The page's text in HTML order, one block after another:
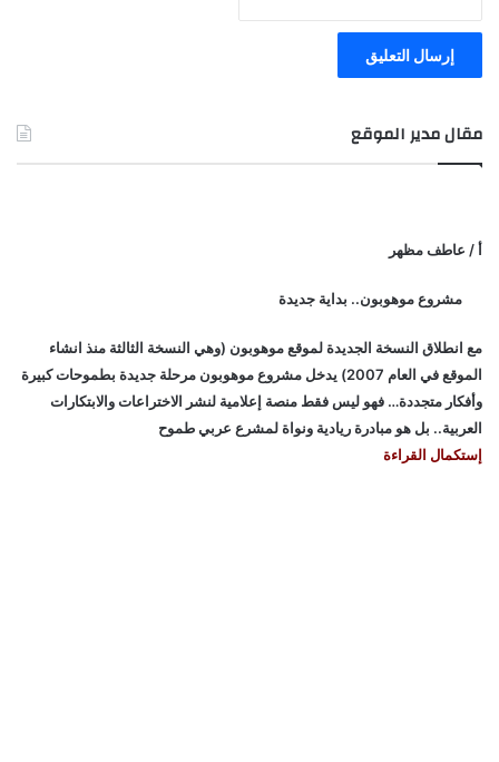
مقال مدير الموقع
أ / عاطف مظهر
مشروع موهوبون.. بداية جديدة
مع انطلاق النسخة الجديدة لموقع موهوبون (وهي النسخة الثالثة منذ انشاء
الموقع في العام 2007) يدخل مشروع موهوبون مرحلة جديدة بطموحات كبيرة
وأفكار متجددة… فهو ليس فقط منصة إعلامية لنشر الاختراعات والابتكارات
العربية.. بل هو مبادرة ريادية ونواة لمشرع عربي طموح
إستكمال القراءة